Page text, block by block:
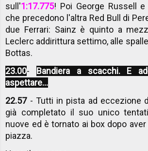
sull'1:17.775! Poi George Russell
che precedono l'altra Red Bull di
due Ferrari: Sainz è quinto a
Leclerc addirittura settimo, alle
Bottas.
23.00- Bandiera a scacchi. E
aspettare...
22.57 - Tutti in pista ad eccezione
già completato il suo unico
nuove ed è tornato ai box dopo
piazza.